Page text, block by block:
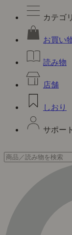
カテゴリ
お買い
読み物
店舗
しおり
サポート